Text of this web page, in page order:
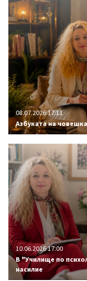
08.07.2026 17:11
Азбуката на
10.06.2026 17:00
В "Училище по
насилие